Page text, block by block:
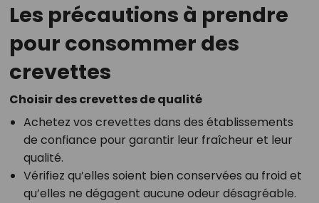
Les précautions à prendre
pour consommer des
crevettes
Choisir des crevettes de qualité
Achetez vos crevettes dans des établissements
de confiance pour garantir leur fraîcheur et leur
qualité.
Vérifiez qu’elles soient bien conservées au froid et
qu’elles ne dégagent aucune odeur désagréable.